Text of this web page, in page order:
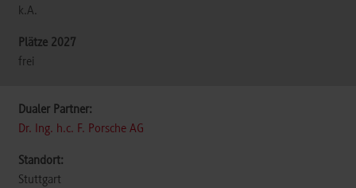
k.A.
frei
Dr. Ing. h.c. F. Porsche AG
Stuttgart